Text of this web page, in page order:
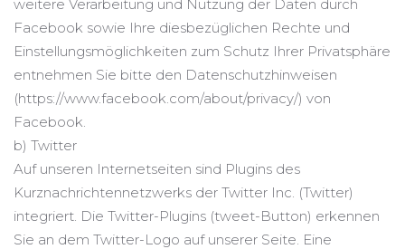
weitere Verarbeitung und Nutzung der Daten durch
Facebook sowie Ihre diesbezüglichen Rechte und
Einstellungsmöglichkeiten zum Schutz Ihrer Privatsphäre
entnehmen Sie bitte den Datenschutzhinweisen
(https://www.facebook.com/about/privacy/) von
Facebook.
b) Twitter
Auf unseren Internetseiten sind Plugins des
Kurznachrichtennetzwerks der Twitter Inc. (Twitter)
integriert. Die Twitter-Plugins (tweet-Button) erkennen
Sie an dem Twitter-Logo auf unserer Seite. Eine